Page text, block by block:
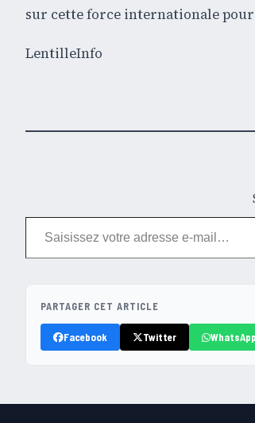
sur cette force internationale
LentilleInfo
Saisissez votre adresse e-mail…
PARTAGER CET ARTICLE
Facebook Twitter WhatsApp